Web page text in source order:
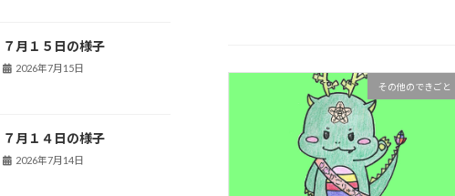
その他のできごと
７月１５日の様子
2026年7月15日
７月１４日の様子
2026年7月14日